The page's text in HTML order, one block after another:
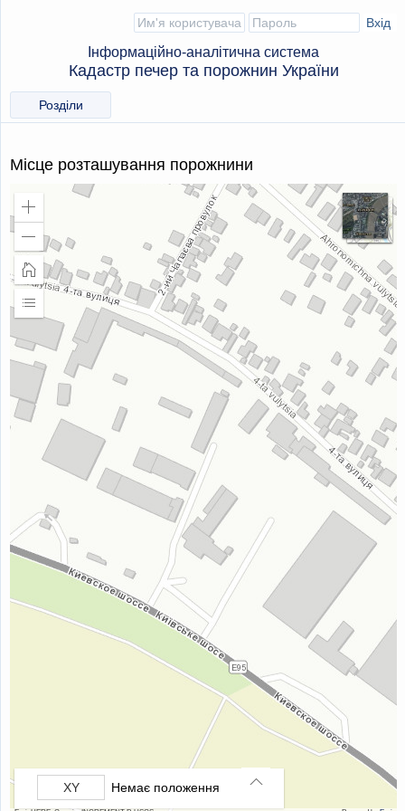
Інформаційно-аналітична система
Кадастр печер та порожнин України
Розділи
Місце розташування порожнини
Збільшити
Зменшити
масштаб
Головна
сторінка
Розширити
Немає положення